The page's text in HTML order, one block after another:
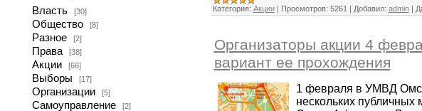
Власть [30]
Общество [8]
Разное [2]
Права [38]
Акции [66]
Выборы [17]
Организации [5]
Самоуправление [2]
Категория: Акции | Просмотров: 5261 | Добавил: admin |
Организаторы акции 4
вариант ее прохождения
1 февраля в УМВД
нескольких